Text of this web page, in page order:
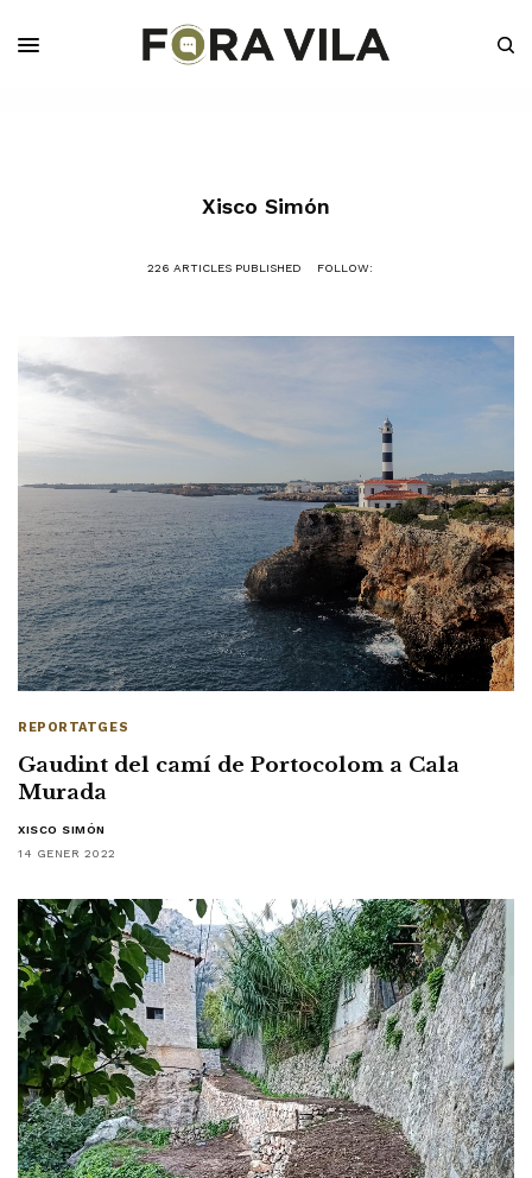
Xisco Simón
226 ARTICLES PUBLISHED FOLLOW:
REPORTATGES
Gaudint del camí de Portocolom a Cala
Murada
XISCO SIMÓN
14 GENER 2022